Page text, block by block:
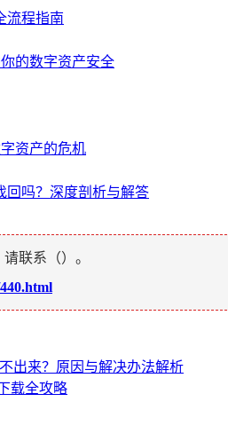
流程指南
的数字资产安全
资产的危机
回吗？深度剖析与解答
请联系（）。
出来？原因与解决办法解析
载全攻略